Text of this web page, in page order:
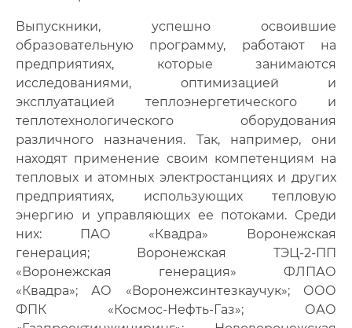
Выпускники, успешно освоившие
образовательную программу, работают на
предприятиях, которые занимаются
исследованиями, оптимизацией и
эксплуатацией теплоэнергетического и
теплотехнологического оборудования
различного назначения. Так, например, они
находят применение своим компетенциям на
тепловых и атомных электростанциях и других
предприятиях, использующих тепловую
энергию и управляющих ее потоками. Среди
них: ПАО «Квадра» Воронежская
генерация; Воронежская ТЭЦ-2-ПП
«Воронежская генерация» ФЛПАО
«Квадра»; АО «Воронежсинтезкаучук»; ООО
ФПК «Космос-Нефть-Газ»; ОАО